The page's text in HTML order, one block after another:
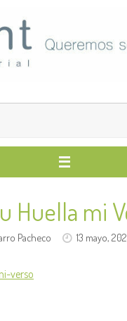
Huella mi
Pacheco 13 mayo,
verso